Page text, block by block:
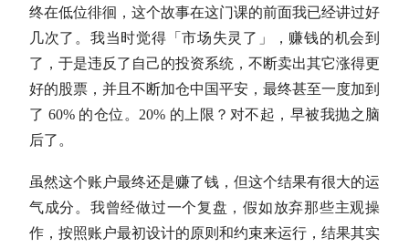
终在低位徘徊，这个故事在这门课的前面我已经讲过好
几次了。我当时觉得「市场失灵了」，赚钱的机会到
了，于是违反了自己的投资系统，不断卖出其它涨得更
好的股票，并且不断加仓中国平安，最终甚至一度加到
了 60% 的仓位 。20% 的上限？对不起，早被我抛之脑
后了。
虽然这个账户最终还是赚了钱，但这个结果有很大的运
气成分。我曾经做过一个复盘，假如放弃那些主观操
作，按照账户最初设计的原则和约束来运行，结果其实